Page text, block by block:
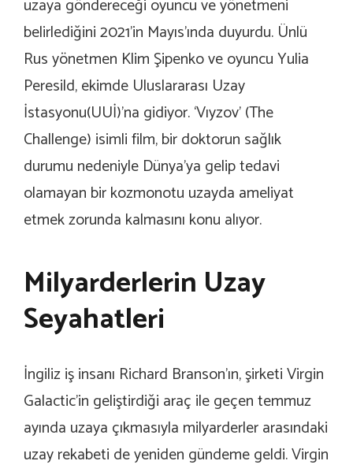
uzaya göndereceği oyuncu ve yönetmeni
belirlediğini 2021’in Mayıs’ında duyurdu. Ünlü
Rus yönetmen Klim Şipenko ve oyuncu Yulia
Peresild, ekimde Uluslararası Uzay
İstasyonu(UUİ)’na gidiyor. ‘Vıyzov’ (The
Challenge) isimli film, bir doktorun sağlık
durumu nedeniyle Dünya’ya gelip tedavi
olamayan bir kozmonotu uzayda ameliyat
etmek zorunda kalmasını konu alıyor.
Milyarderlerin Uzay
Seyahatleri
İngiliz iş insanı Richard Branson’ın, şirketi Virgin
Galactic’in geliştirdiği araç ile geçen temmuz
ayında uzaya çıkmasıyla milyarderler arasındaki
uzay rekabeti de yeniden gündeme geldi. Virgin